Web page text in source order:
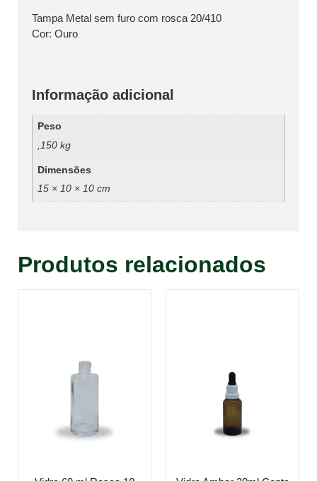
Tampa Metal sem furo com rosca 20/410
Cor: Ouro
Informação adicional
Peso
,150 kg
Dimensões
15 × 10 × 10 cm
Produtos relacionados